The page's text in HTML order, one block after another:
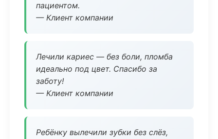
пациентом.
— Клиент компании
Лечили кариес — без боли, пломба
идеально под цвет. Спасибо за
заботу!
— Клиент компании
Ребёнку вылечили зубки без слёз,